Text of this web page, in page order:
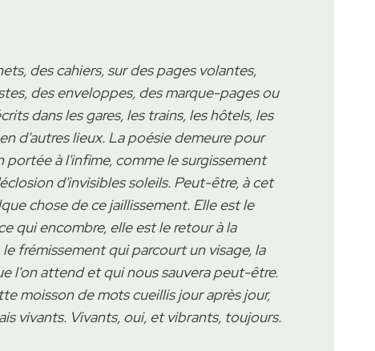
des cahiers, sur des pages volantes,
des enveloppes, des marque-pages ou
dans les gares, les trains, les hôtels, les
d'autres lieux. La poésie demeure pour
à l'infime, comme le surgissement
d'invisibles soleils. Peut-être, à cet
chose de ce jaillissement. Elle est le
qui encombre, elle est le retour à la
frémissement qui parcourt un visage, la
l'on attend et qui nous sauvera peut-être.
moisson de mots cueillis jour après jour,
vivants. Vivants, oui, et vibrants, toujours.